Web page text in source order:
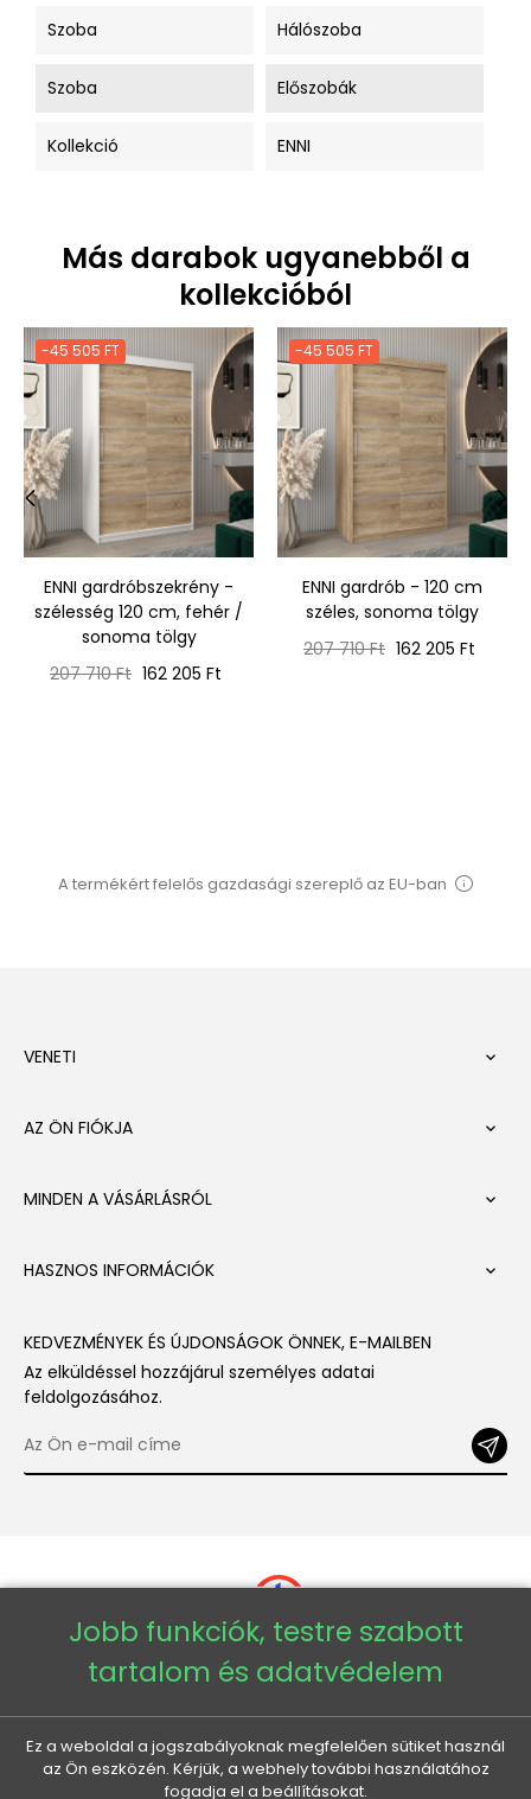
Szoba Hálószoba
Szoba Előszobák
Kollekció ENNI
Más darabok ugyanebből a
kollekcióból
-45 505 FT
ENNI gardróbszekrény -
szélesség 120 cm, fehér /
sonoma tölgy
Normál
207 710 Ft Ár
162 205 Ft
-45 505 FT
ENNI gardrób - 120 cm
széles, sonoma tölgy
Normál
207 710 Ft Ár
162 205 Ft
‹
A termékért felelős gazdasági szereplő az EU-ban
VENETI 
AZ ÖN FIÓKJA 
MINDEN A VÁSÁRLÁSRÓL 
HASZNOS INFORMÁCIÓK 
KEDVEZMÉNYEK ÉS ÚJDONSÁGOK ÖNNEK, E-MAILBEN
Az elküldéssel hozzájárul személyes adatai
feldolgozásához.
Veneti HU
Jobb funkciók, testre szabott
tartalom és adatvédelem
Ez a weboldal a jogszabályoknak megfelelően sütiket használ
az Ön eszközén. Kérjük, a webhely további használatához
fogadja el a beállításokat.